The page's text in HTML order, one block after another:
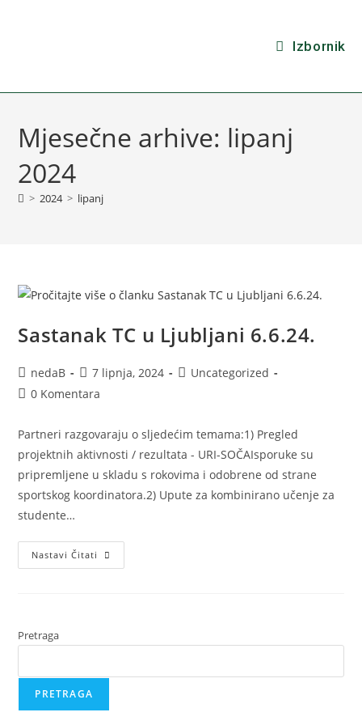
Izbornik
Mjesečne arhive: lipanj
2024
> 2024 > lipanj
Sastanak TC u Ljubljani 6.6.24.
nedaB 7 lipnja, 2024
Uncategorized
0 Komentara
Partneri razgovaraju o sljedećim temama:1) Pregled
projektnih aktivnosti / rezultata - URI-SOČAIsporuke su
pripremljene u skladu s rokovima i odobrene od strane
sportskog koordinatora.2) Upute za kombinirano učenje za
studente…
Nastavi Čitati
Pretraga
PRETRAGA